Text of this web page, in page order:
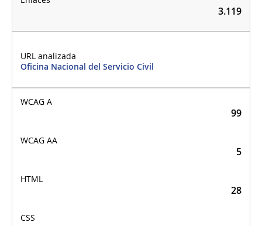
3.119
Oficina Nacional del Servicio Civil
99
5
28